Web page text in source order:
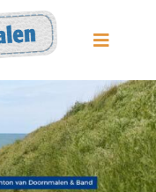
Toggle
News
Streaming